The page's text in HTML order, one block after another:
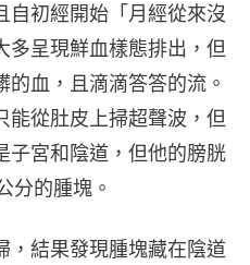
自初經開始「月經從來沒
多呈現鮮血樣態排出，但
血，且滴滴答答的流。
能從肚皮上掃超聲波，但
子宮和陰道，但他的膀胱
分的腫塊。
，結果發現腫塊藏在陰道